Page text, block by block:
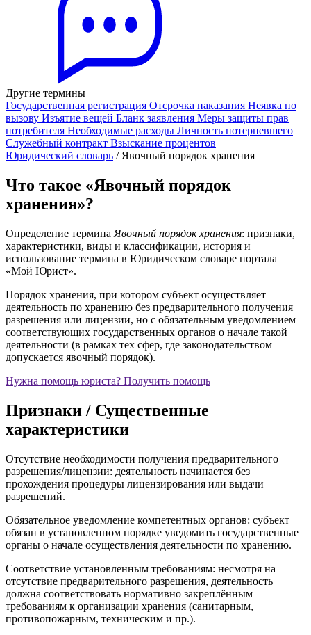
Другие термины
Государственная регистрация Отсрочка наказания Неявка по
вызову Изъятие вещей Бланк заявления Меры защиты прав
потребителя Необходимые расходы Личность потерпевшего
Служебный контракт Взыскание процентов
Юридический словарь / Явочный порядок хранения
Что такое «Явочный порядок
хранения»?
Определение термина Явочный порядок хранения: признаки,
характеристики, виды и классификации, история и
использование термина в Юридическом словаре портала
«Мой Юрист».
Порядок хранения, при котором субъект осуществляет
деятельность по хранению без предварительного получения
разрешения или лицензии, но с обязательным уведомлением
соответствующих государственных органов о начале такой
деятельности (в рамках тех сфер, где законодательством
допускается явочный порядок).
Нужна помощь юриста? Получить помощь
Признаки / Существенные
характеристики
Отсутствие необходимости получения предварительного
разрешения/лицензии: деятельность начинается без
прохождения процедуры лицензирования или выдачи
разрешений.
Обязательное уведомление компетентных органов: субъект
обязан в установленном порядке уведомить государственные
органы о начале осуществления деятельности по хранению.
Соответствие установленным требованиям: несмотря на
отсутствие предварительного разрешения, деятельность
должна соответствовать нормативно закреплённым
требованиям к организации хранения (санитарным,
противопожарным, техническим и пр.).